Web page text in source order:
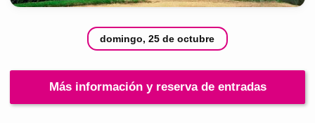
domingo, 25 de octubre
Más información y reserva de entradas